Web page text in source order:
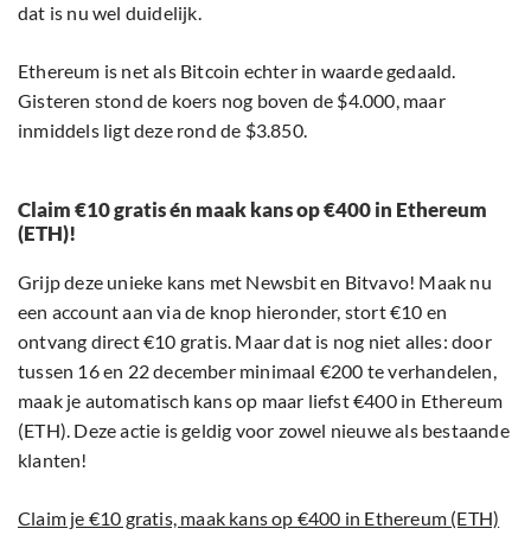
dat is nu wel duidelijk.
Ethereum is net als Bitcoin echter in waarde gedaald.
Gisteren stond de koers nog boven de $4.000, maar
inmiddels ligt deze rond de $3.850.
Claim €10 gratis én maak kans op €400 in Ethereum
(ETH)!
Grijp deze unieke kans met Newsbit en Bitvavo! Maak nu
een account aan via de knop hieronder, stort €10 en
ontvang direct €10 gratis. Maar dat is nog niet alles: door
tussen 16 en 22 december minimaal €200 te verhandelen,
maak je automatisch kans op maar liefst €400 in Ethereum
(ETH). Deze actie is geldig voor zowel nieuwe als bestaande
klanten!
Claim je €10 gratis, maak kans op €400 in Ethereum (ETH)